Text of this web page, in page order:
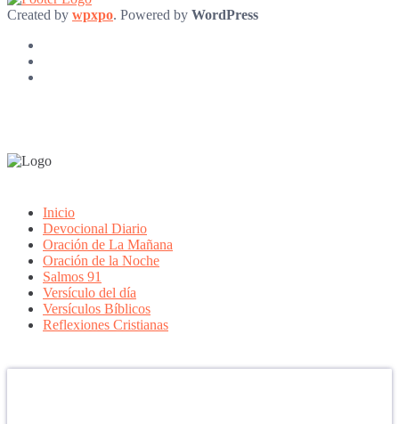
Created by wpxpo. Powered by WordPress
Inicio
Devocional Diario
Oración de La Mañana
Oración de la Noche
Salmos 91
Versículo del día
Versículos Bíblicos
Reflexiones Cristianas